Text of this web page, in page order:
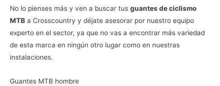
No lo pienses más y ven a buscar tus guantes de ciclismo
MTB a Crosscountry y déjate asesorar por nuestro equipo
experto en el sector, ya que no vas a encontrar más variedad
de esta marca en ningún otro lugar como en nuestras
instalaciones.
Guantes MTB hombre